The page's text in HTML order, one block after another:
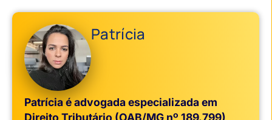
Patrícia
Patrícia é advogada especializada em
Direito Tributário (OAB/MG nº 189.799)